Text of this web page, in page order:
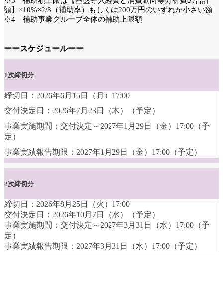
額】×10%×2/3（補助率）もしくは200万円のいずれか小さい額
※4 補助事業グルーブ全体の補助上限額
ーースケジュールーー
1次締切分
締切日：2026年6月15日（月）17:00
交付決定日：2026年7月23日（木）（予定）
事業実施期間：交付決定～2027年1月29日（金）17:00（予
定）
事業実績報告期限：2027年1月29日（金）17:00（予定）
2次締切分
締切日：2026年8月25日（火）17:00
交付決定日：2026年10月7日（水）（予定）
事業実施期間：交付決定～2027年3月31日（水）17:00（予
定）
事業実績報告期限：2027年3月31日（水）17:00（予定）